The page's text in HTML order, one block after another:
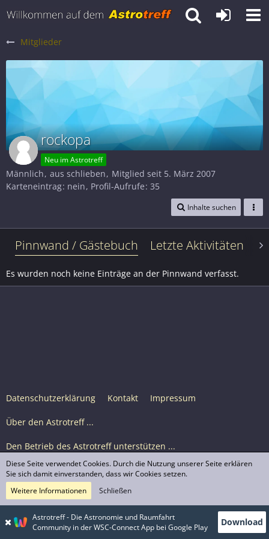
Mitglieder
rockopa
Neu im Astrotreff
Männlich aus schlieben
Mitglied seit 5. März 2007
Karteneintrag nein Profil-Aufrufe 35
Inhalte suchen
Pinnwand / Gästebuch Letzte Aktivitäten
Es wurden noch keine Einträge an der Pinnwand verfasst.
Datenschutzerklärung Kontakt Impressum
Über den Astrotreff ...
Den Betrieb des Astrotreff unterstützen ...
Nutzungsbedingungen
© Astrotreff 2001-2026, lizenziert unter CC BY-SA,
sofern für einzelne Inhalte nicht anders angegeben
Astrotreff - Die Astronomie und Raumfahrt
Community in der WSC-Connect App bei Google Play
Download
Diese Seite verwendet Cookies. Durch die Nutzung unserer Seite erklären
Sie sich damit einverstanden, dass wir Cookies setzen.
Weitere Informationen
Schließen